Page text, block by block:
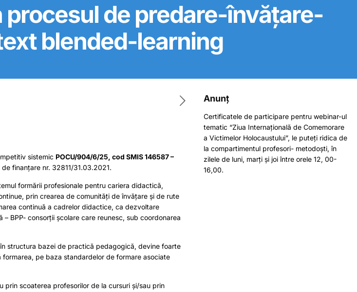
procesul de predare-învățare-
blended-learning
sistemic POCU/904/6/25, cod SMIS 146587 –
finanțare nr. 32811/31.03.2021.
formării profesionale pentru cariera didactică,
prin crearea de comunități de învățare și de rute
continuă a cadrelor didactice, ca dezvoltare
BPP- consorții școlare care reunesc, sub coordonarea
structura bazei de practică pedagogică, devine foarte
pe baza standardelor de formare asociate
prin scoaterea profesorilor de la cursuri și/sau prin
Anunț
Certificatele de participare pentru webinar-ul
tematic “Ziua Internațională de Comemorare
a Victimelor Holocaustului”, le puteți ridica de
la compartimentul profesori- metodoști, în
zilele de luni, marți și joi între orele 12, 00-
16,00.